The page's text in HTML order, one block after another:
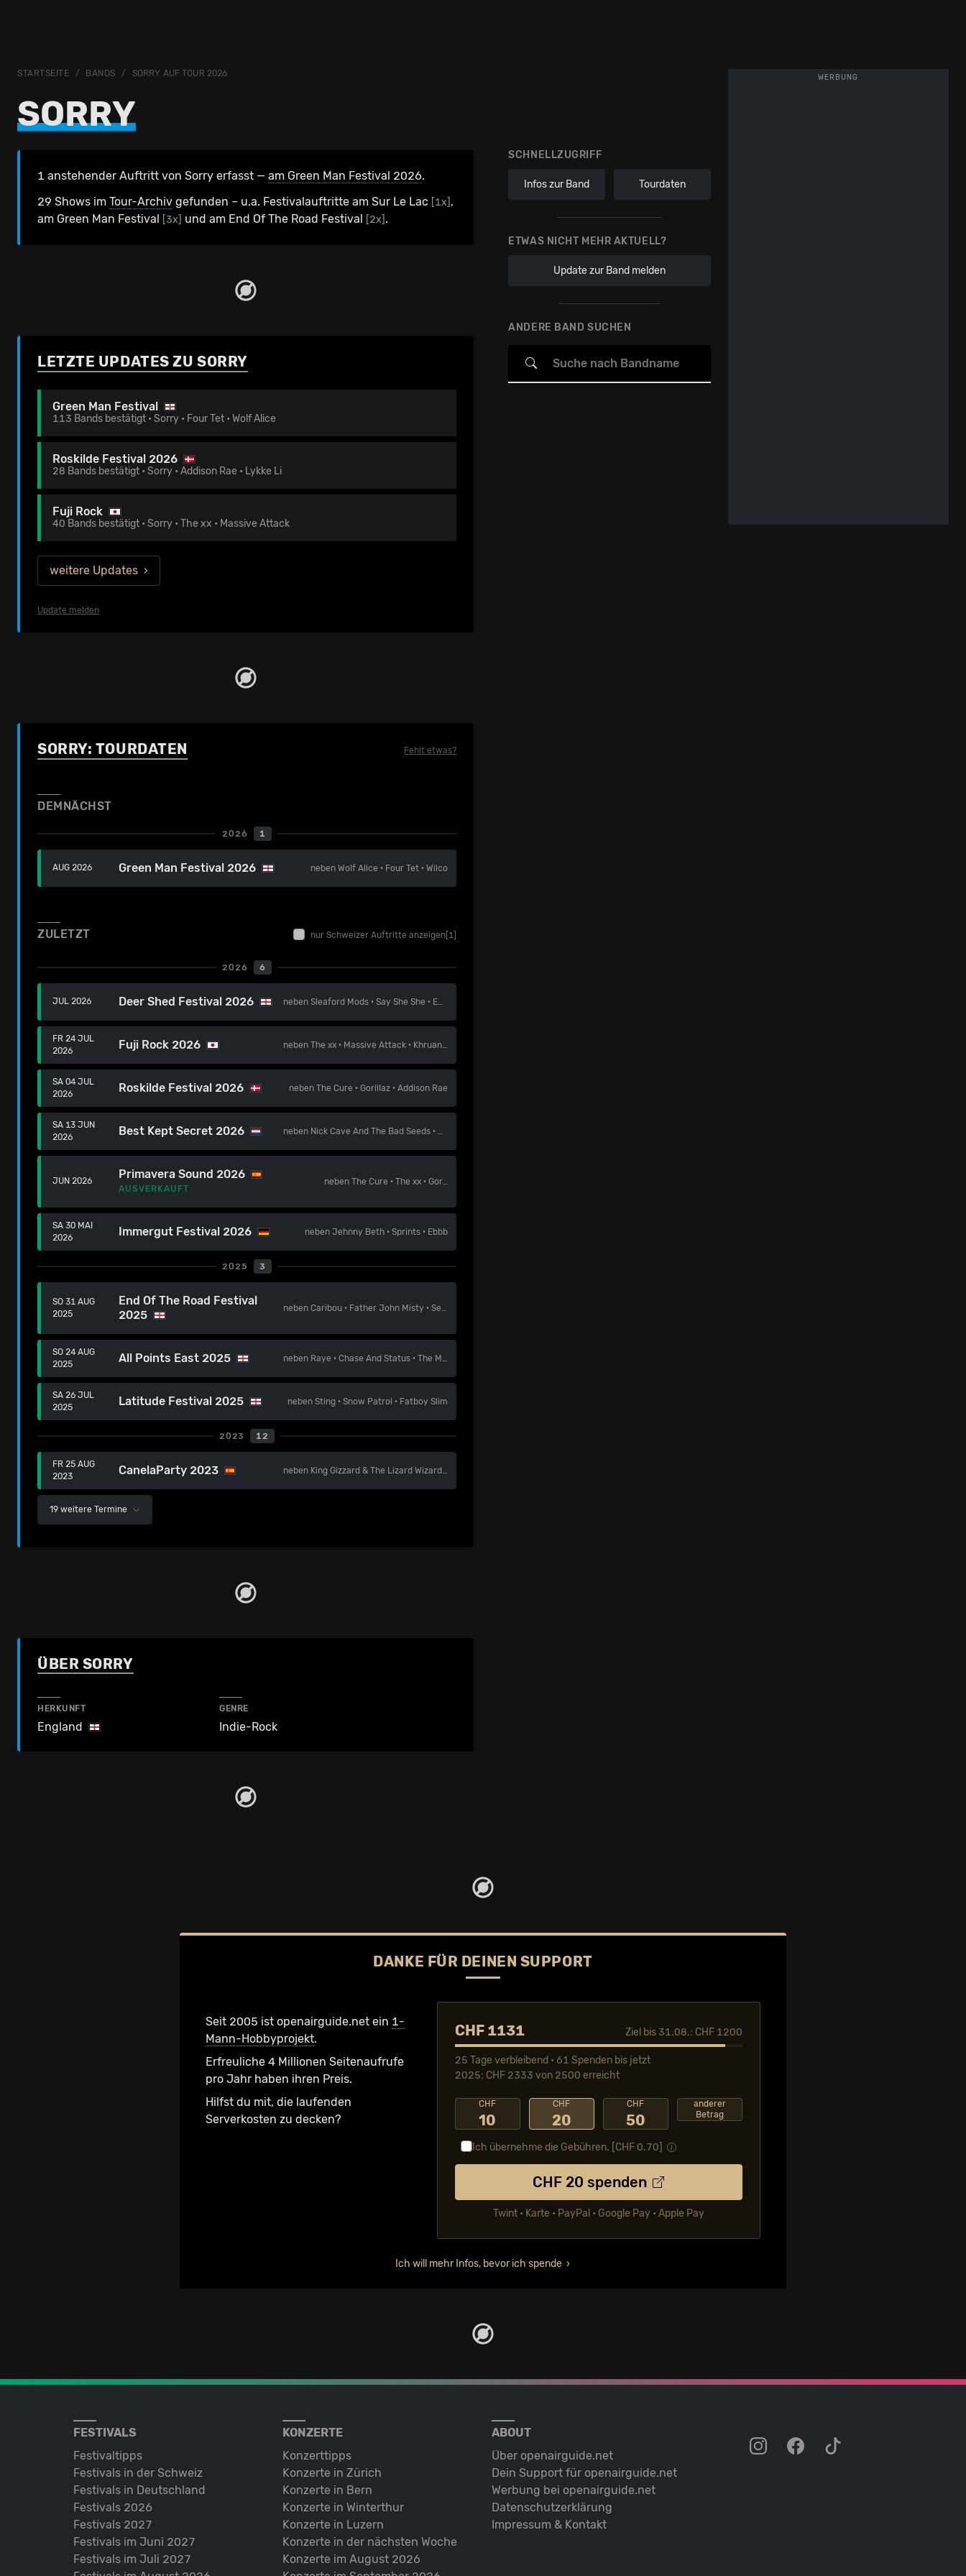
WERBUNG
STARTSEITE BANDS SORRY AUF TOUR 2026
SORRY
SCHNELLZUGRIFF
Infos zur Band Tourdaten
ETWAS NICHT MEHR AKTUELL?
Update zur Band melden
ANDERE BAND SUCHEN
1 anstehender Auftritt von Sorry erfasst — am Green Man Festival 2026.
29 Shows im Tour-Archiv gefunden – u.a. Festivalauftritte am Sur Le Lac [1x] ,
am Green Man Festival [3x] und am End Of The Road Festival [2x] .
LETZTE UPDATES ZU SORRY
Green Man Festival
113 Bands bestätigt • Sorry • Four Tet • Wolf Alice
Roskilde Festival 2026
28 Bands bestätigt • Sorry • Addison Rae • Lykke Li
Fuji Rock
40 Bands bestätigt • Sorry • The xx • Massive Attack
weitere Updates
Update melden
SORRY: TOURDATEN Fehlt etwas?
DEMNÄCHST
2026 1
AUG 2026 Green Man Festival 2026 nebenWolf Alice · Four Tet ·Wilco
ZULETZT nur Schweizer Auftritte anzeigen [1]
2026 6
JUL 2026 Deer Shed Festival 2026 nebenSleaford Mods ·Say She She · Everything Everything
FR 24 JUL
2026
Fuji Rock 2026 nebenThe xx · Massive Attack · Khruangbin
SA 04 JUL
2026
Roskilde Festival 2026 nebenThe Cure ·Gorillaz ·Addison Rae
SA 13 JUN
2026
Best Kept Secret 2026 neben Nick Cave And The Bad Seeds ·
JUN 2026
Primavera Sound 2026
AUSVERKAUFT
neben The Cure · The xx· Gorillaz
SA 30 MAI
2026
Immergut Festival 2026 nebenJehnny Beth ·Sprints · Ebbb
2025 3
SO 31 AUG
2025
End Of The Road Festival
2025
nebenCaribou · Father John Misty ·Self Esteem
SO 24 AUG
2025
All Points East 2025 neben Raye ·Chase And Status ·The Maccabees
SA 26 JUL
2025
Latitude Festival 2025 nebenSting ·Snow Patrol · Fatboy Slim
2023 12
FR 25 AUG
2023
CanelaParty 2023 neben King Gizzard & The Lizard Wizard
19 weitere Termine
ÜBER SORRY
HERKUNFT
England
GENRE
Indie-Rock
DANKE FÜR DEINEN SUPPORT
Seit 2005 ist openairguide.net ein 1-
Mann-Hobbyprojekt.
Erfreuliche 4 Millionen Seiten­aufrufe
pro Jahr haben ihren Preis.
Hilfst du mit, die laufenden
Serverkosten zu decken?
CHF 1131 Ziel bis 31.08.: CHF 1200
25 Tage verbleibend • 61 Spenden bis jetzt
2025: CHF 2333 von 2500 erreicht
CHF
10
CHF
20
CHF
50
anderer
Betrag
Ich übernehme die Gebühren. [CHF0.70
CHF 20 spenden
Twint • Karte • PayPal • Google Pay • Apple Pay
Ich will mehr Infos, bevor ich spende
FESTIVALS
Festivaltipps
Festivals in der Schweiz
Festivals in Deutschland
Festivals 2026
Festivals 2027
Festivals im Juni 2027
Festivals im Juli 2027
KONZERTE
Konzerttipps
Konzerte in Zürich
Konzerte in Bern
Konzerte in Winterthur
Konzerte in Luzern
Konzerte in der nächsten Woche
Konzerte im August 2026
ABOUT
Über openairguide.net
Dein Support für openairguide.net
Werbung bei openairguide.net
Datenschutz­erklärung
Impressum & Kontakt